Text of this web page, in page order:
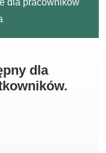
dla pracowników
dla